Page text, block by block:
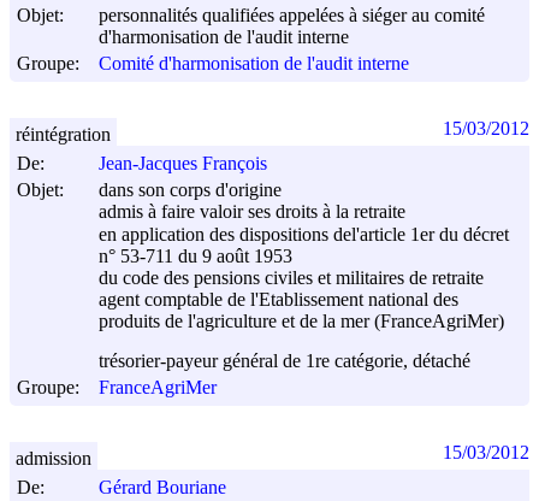
Objet:
personnalités qualifiées appelées à siéger au comité
d'harmonisation de l'audit interne
Groupe:
Comité d'harmonisation de l'audit interne
De:
Jean-Jacques François
Objet:
dans son corps d'origine
admis à faire valoir ses droits à la retraite
en application des dispositions del'article 1er du décret
n° 53-711 du 9 août 1953
du code des pensions civiles et militaires de retraite
agent comptable de l'Etablissement national des
produits de l'agriculture et de la mer (FranceAgriMer)
trésorier-payeur général de 1re catégorie, détaché
Groupe:
FranceAgriMer
réintégration 15/03/2012
De:
Gérard Bouriane
admission 15/03/2012